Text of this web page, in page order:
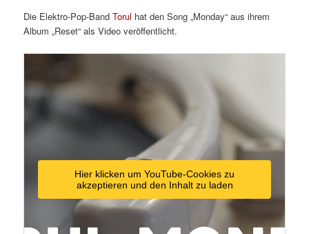
Die Elektro-Pop-BandTorul hat den Song „Monday“ aus ihrem
Album „Reset“ als Video veröffentlicht.
Hier klicken um YouTube-Cookies zu
akzeptieren und den Inhalt zu laden